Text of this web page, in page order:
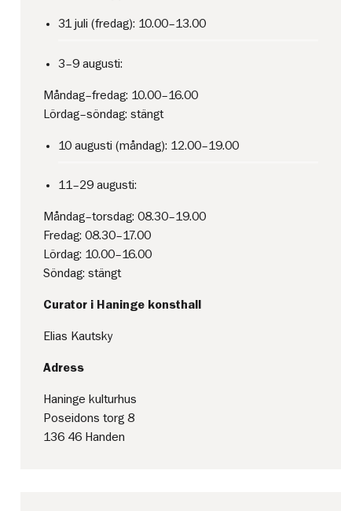
31 juli (fredag): 10.00–13.00
3–9 augusti:
Måndag–fredag: 10.00–16.00
Lördag–söndag: stängt
10 augusti (måndag): 12.00–19.00
11–29 augusti:
Måndag–torsdag: 08.30–19.00
Fredag: 08.30–17.00
Lördag: 10.00–16.00
Söndag: stängt
Curator i Haninge konsthall
Elias Kautsky
Adress
Haninge kulturhus
Poseidons torg 8
136 46 Handen